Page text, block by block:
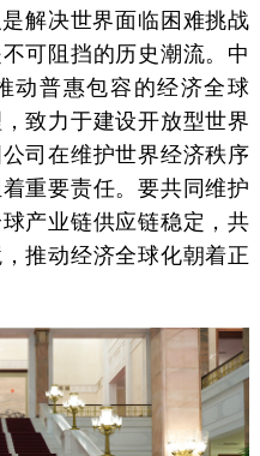
解决世界面临困难挑战
可阻挡的历史潮流。中
动普惠包容的经济全球
致力于建设开放型世界
司在维护世界经济秩序
重要责任。要共同维护
产业链供应链稳定，共
推动经济全球化朝着正